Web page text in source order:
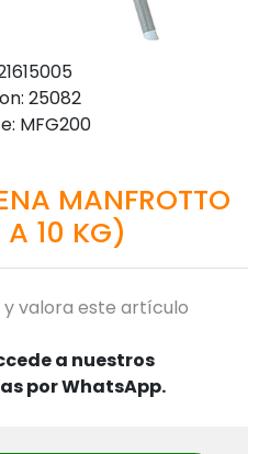
25082
MFG200
MANFROTTO
10 KG)
valora este artículo
a nuestros
por WhatsApp.